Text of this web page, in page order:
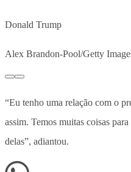
Donald Trump
Alex Brandon-Pool/Getty
“Eu tenho uma relação com o
assim. Temos muitas coisas
delas”, adiantou.